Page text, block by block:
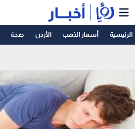
الرئيسية أسعار الذهب الأردن صحة